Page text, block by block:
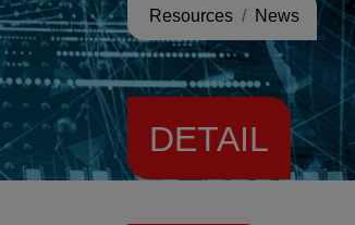
DETAIL
Resources News